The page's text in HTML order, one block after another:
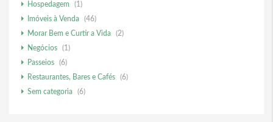
Hospedagem
(1)
Imóveis à Venda
(46)
Morar Bem e Curtir a Vida
(2)
Negócios
(1)
Passeios
(6)
Restaurantes, Bares e Cafés
(6)
Sem categoria
(6)